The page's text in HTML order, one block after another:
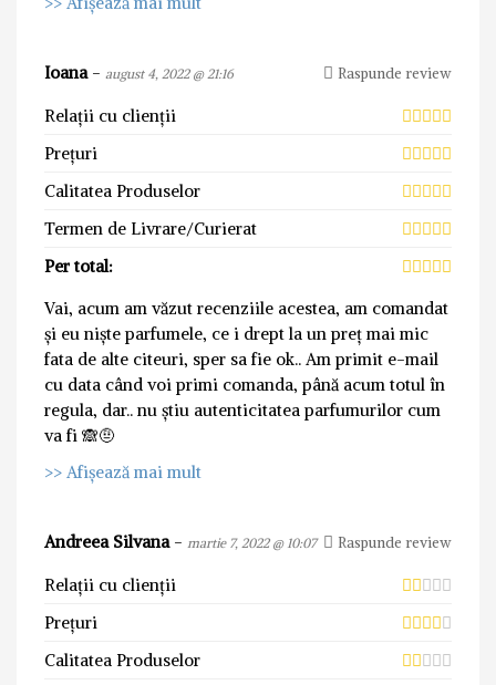
Ioana- august 4, 2022 @ 21:16 Raspunde review
Relații cu clienții
Prețuri
Calitatea Produselor
Termen de Livrare/Curierat
Per total:
Vai, acum am văzut recenziile acestea, am comandat
și eu niște parfumele, ce i drept la un preț mai mic
fata de alte citeuri, sper sa fie ok.. Am primit e-mail
cu data când voi primi comanda, până acum totul în
regula, dar.. nu știu autenticitatea parfumurilor cum
va fi 🙈🤨
>> Afișează mai mult
Andreea Silvana- martie 7, 2022 @ 10:07 Raspunde review
Relații cu clienții
Prețuri
Calitatea Produselor